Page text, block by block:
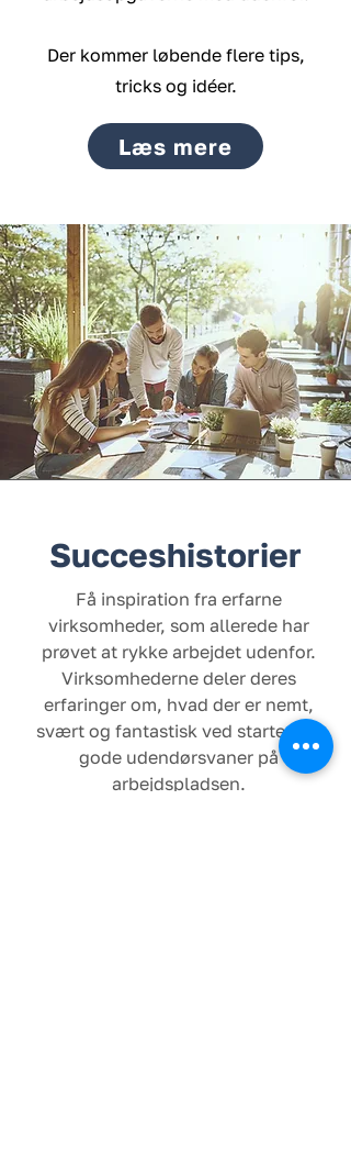
Der kommer løbende flere tips,
tricks og idéer.
Læs mere
Succeshistorier
Få inspiration fra erfarne
virksomheder, som allerede har
prøvet at rykke arbejdet udenfor.
Virksomhederne deler deres
erfaringer om, hvad der er nemt,
svært og fantastisk ved starte nye
gode udendørsvaner på
arbejdspladsen.​